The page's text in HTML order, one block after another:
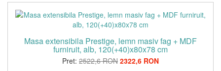
Masa extensibila Prestige, lemn masiv fag + MDF
furniruit, alb, 120(+40)x80x78 cm
Pret: 2522,6 RON 2322,6 RON